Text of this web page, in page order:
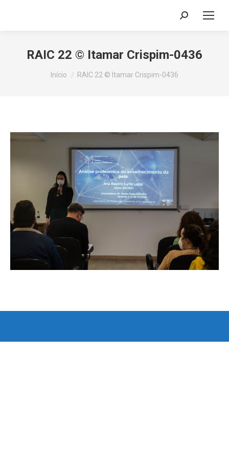
Search:
RAIC 22 © Itamar Crispim-0436
Você está aqui:
Início RAIC 22 © Itamar Crispim-0436